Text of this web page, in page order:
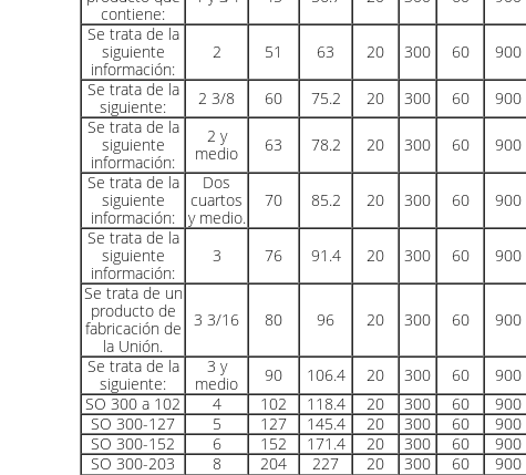
contiene:
Se trata de la
siguiente
información:
2 51 63 20 300 60 900
Se trata de la
siguiente:
2 3/8 60 75.2 20 300 60 900
Se trata de la
siguiente
información:
2 y
medio
63 78.2 20 300 60 900
Se trata de la
siguiente
información:
Dos
cuartos
y medio.
70 85.2 20 300 60 900
Se trata de la
siguiente
información:
3 76 91.4 20 300 60 900
Se trata de un
producto de
fabricación de
la Unión.
3 3/16 80 96 20 300 60 900
Se trata de la
siguiente:
3 y
medio
90 106.4 20 300 60 900
SO 300 a 102
4 102 118.4 20 300 60 900
SO 300-127
5 127 145.4 20 300 60 900
SO 300-152
6 152 171.4 20 300 60 900
SO 300-203
8 204 227 20 300 60 900